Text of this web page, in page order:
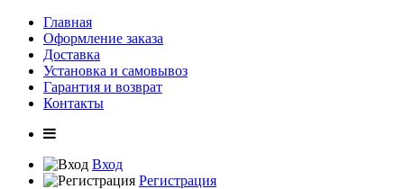
Главная
Оформление заказа
Доставка
Установка и самовывоз
Гарантия и возврат
Контакты
Вход
Регистрация